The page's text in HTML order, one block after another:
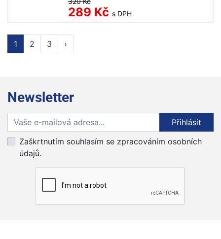
289 Kč s DPH
1 2 3 ›
Newsletter
Přihlaste se k odběru novinek
Přihlásit
Zaškrtnutím souhlasím se zpracováním osobních
údajů.